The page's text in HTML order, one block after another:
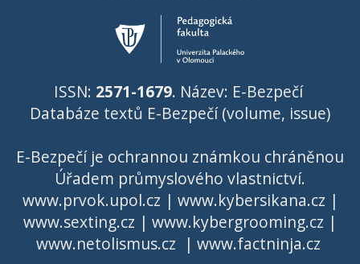
ISSN: 2571-1679. Název: E-Bezpečí
Databáze textů E-Bezpečí (volume, issue)
E-Bezpečí je ochrannou známkou chráněnou
Úřadem průmyslového vlastnictví.
www.prvok.upol.cz | www.kybersikana.cz |
www.sexting.cz | www.kybergrooming.cz |
www.netolismus.cz | www.factninja.cz